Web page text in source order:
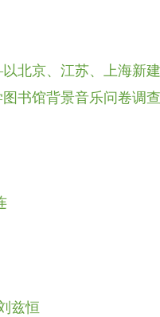
北京、江苏、上海新
书馆背景音乐问卷调
兹恒